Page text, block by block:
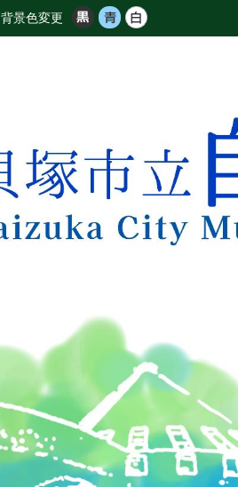
背景色変更